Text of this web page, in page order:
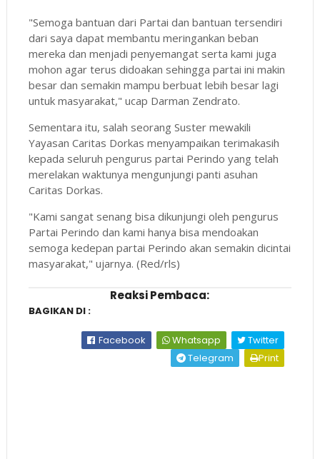
"Semoga bantuan dari Partai dan bantuan tersendiri
dari saya dapat membantu meringankan beban
mereka dan menjadi penyemangat serta kami juga
mohon agar terus didoakan sehingga partai ini makin
besar dan semakin mampu berbuat lebih besar lagi
untuk masyarakat," ucap Darman Zendrato.
Sementara itu, salah seorang Suster mewakili
Yayasan Caritas Dorkas menyampaikan terimakasih
kepada seluruh pengurus partai Perindo yang telah
merelakan waktunya mengunjungi panti asuhan
Caritas Dorkas.
"Kami sangat senang bisa dikunjungi oleh pengurus
Partai Perindo dan kami hanya bisa mendoakan
semoga kedepan partai Perindo akan semakin dicintai
masyarakat," ujarnya. (Red/rls)
Reaksi Pembaca:
BAGIKAN DI :
Facebook Whatsapp
Twitter
Telegram
Print